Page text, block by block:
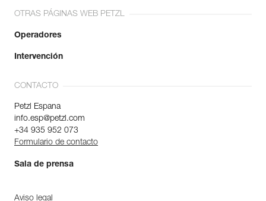
OTRAS PÁGINAS WEB PETZL
Operadores
Intervención
CONTACTO
Petzl Espana
info.esp@petzl.com
+34 935 952 073
Formulario de contacto
Sala de prensa
Aviso legal